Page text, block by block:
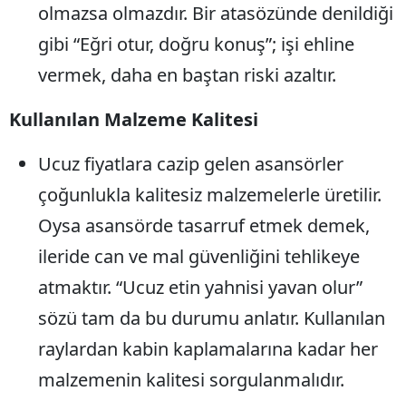
olmazsa olmazdır. Bir atasözünde denildiği
gibi “Eğri otur, doğru konuş”; işi ehline
vermek, daha en baştan riski azaltır.
Kullanılan Malzeme Kalitesi
Ucuz fiyatlara cazip gelen asansörler
çoğunlukla kalitesiz malzemelerle üretilir.
Oysa asansörde tasarruf etmek demek,
ileride can ve mal güvenliğini tehlikeye
atmaktır. “Ucuz etin yahnisi yavan olur”
sözü tam da bu durumu anlatır. Kullanılan
raylardan kabin kaplamalarına kadar her
malzemenin kalitesi sorgulanmalıdır.